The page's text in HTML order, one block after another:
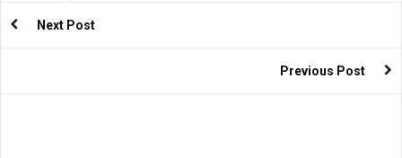
Next Post
Previous Post